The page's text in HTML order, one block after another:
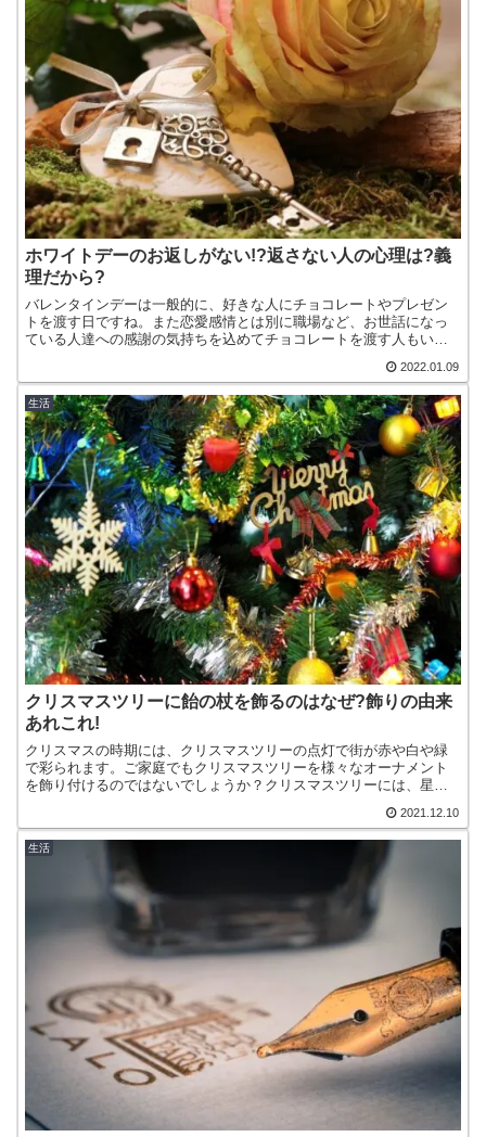
ホワイトデーのお返しがない!?返さない人の心理は?義
理だから?
バレンタインデーは一般的に、好きな人にチョコレートやプレゼン
トを渡す日ですね。また恋愛感情とは別に職場など、お世話になっ
ている人達への感謝の気持ちを込めてチョコレートを渡す人もいる
2022.01.09
生活
クリスマスツリーに飴の杖を飾るのはなぜ?飾りの由来
あれこれ!
クリスマスの時期には、クリスマスツリーの点灯で街が赤や白や緑
で彩られます。ご家庭でもクリスマスツリーを様々なオーナメント
を飾り付けるのではないでしょうか？クリスマスツリーには、星や
2021.12.10
生活